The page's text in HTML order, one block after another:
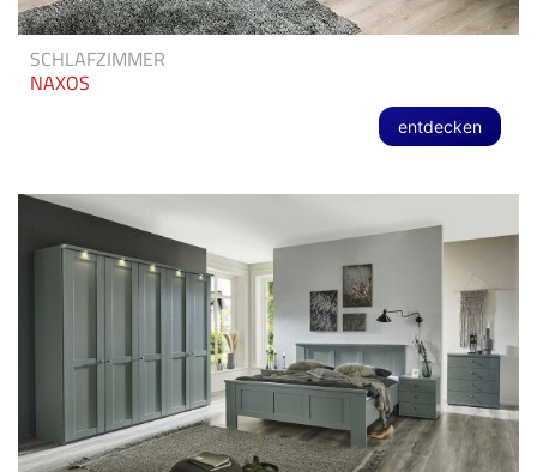
SCHLAFZIMMER
NAXOS
entdecken